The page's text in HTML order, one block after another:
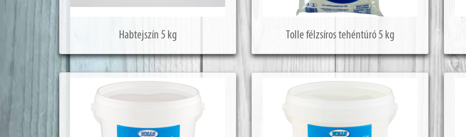
Habtejszín 5 kg Tolle félzsíros tehéntúró 5 kg